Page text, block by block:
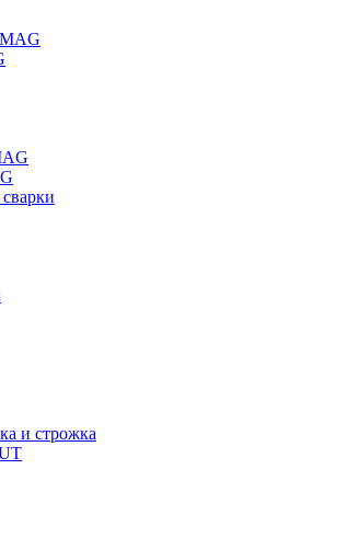
и строжка